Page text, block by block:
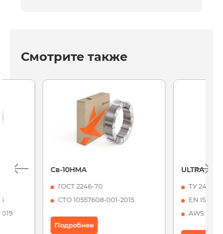
Смотрите также
Св-10НМА
ГОСТ 2246-70
СТО 10557608-001-2015
Подробнее
ULTRA 327
ТУ
EN ISO
AWS